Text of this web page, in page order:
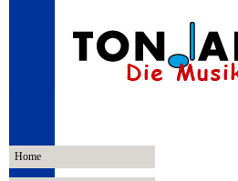
Home